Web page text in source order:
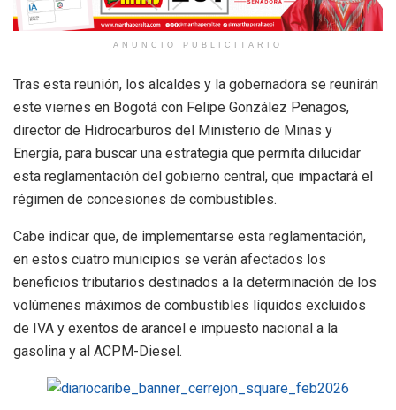
ANUNCIO PUBLICITARIO
Tras esta reunión, los alcaldes y la gobernadora se reunirán
este viernes en Bogotá con Felipe González Penagos,
director de Hidrocarburos del Ministerio de Minas y
Energía, para buscar una estrategia que permita dilucidar
esta reglamentación del gobierno central, que impactará el
régimen de concesiones de combustibles.
Cabe indicar que, de implementarse esta reglamentación,
en estos cuatro municipios se verán afectados los
beneficios tributarios destinados a la determinación de los
volúmenes máximos de combustibles líquidos excluidos
de IVA y exentos de arancel e impuesto nacional a la
gasolina y al ACPM-Diesel.